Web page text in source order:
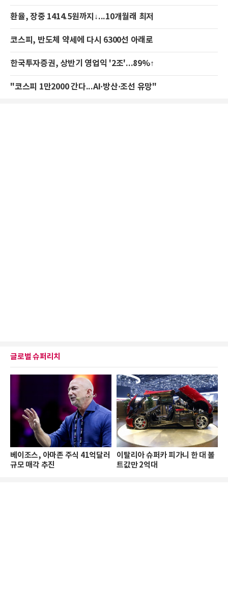
환율, 장중 1414.5원까지↓...10개월래 최저
코스피, 반도체 약세에 다시 6300선 아래로
한국투자증권, 상반기 영업익 '2조'...89%↑
"코스피 1만2000 간다...AI·방산·조선 유망"
글로벌 슈퍼리치
베이조스, 아마존 주식 41억달러
규모 매각 추진
이탈리아 슈퍼카 피가니 한 대 볼
트값만 2억대